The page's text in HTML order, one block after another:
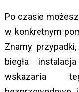
Po czasie
w konkretnym
Znamy
biegła
wskazania